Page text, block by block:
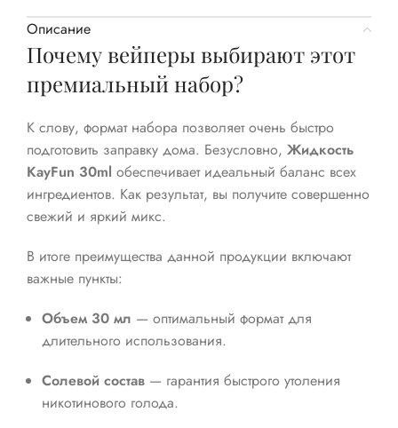
Описание
Почему вейперы выбирают этот
премиальный набор?
К слову, формат набора позволяет очень быстро
подготовить заправку дома. Безусловно, Жидкость
KayFun 30ml обеспечивает идеальный баланс всех
ингредиентов. Как результат, вы получите совершенно
свежий и яркий микс.
В итоге преимущества данной продукции включают
важные пункты:
Объем 30 мл — оптимальный формат для
длительного использования.
Солевой состав — гарантия быстрого утоления
никотинового голода.